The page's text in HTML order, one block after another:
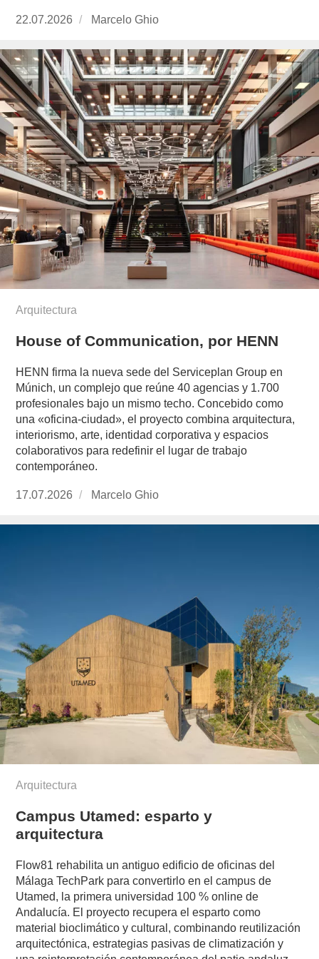
Publicado
22.07.2026
https://www.experimenta.es/author/marcelo-
Marcelo Ghio
Arquitectura
House of Communication, por HENN
HENN firma la nueva sede del Serviceplan Group en
Múnich, un complejo que reúne 40 agencias y 1.700
profesionales bajo un mismo techo. Concebido como
una «oficina-ciudad», el proyecto combina arquitectura,
interiorismo, arte, identidad corporativa y espacios
colaborativos para redefinir el lugar de trabajo
contemporáneo.
Publicado
17.07.2026
https://www.experimenta.es/author/marcelo-
Marcelo Ghio
Arquitectura
Campus Utamed: esparto y
arquitectura
Flow81 rehabilita un antiguo edificio de oficinas del
Málaga TechPark para convertirlo en el campus de
Utamed, la primera universidad 100 % online de
Andalucía. El proyecto recupera el esparto como
material bioclimático y cultural, combinando reutilización
arquitectónica, estrategias pasivas de climatización y